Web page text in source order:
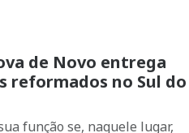
de Novo entrega
reformados no Sul do
função se, naquele lugar,